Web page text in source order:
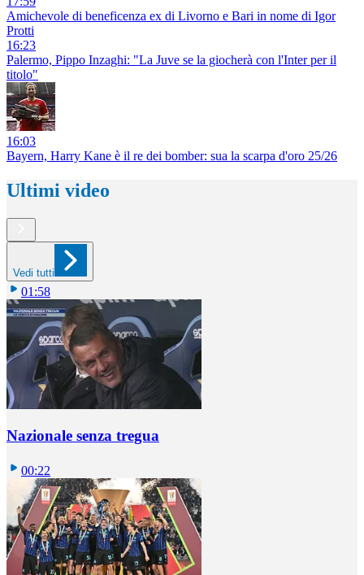
Amichevole di beneficenza ex di Livorno e Bari in nome di Igor
Protti
16:23
Palermo, Pippo Inzaghi: "La Juve se la giocherà con l'Inter per il
titolo"
16:03
Bayern, Harry Kane è il re dei bomber: sua la scarpa d'oro 25/26
Ultimi video
Vedi tutti
01:58
Nazionale senza tregua
00:22